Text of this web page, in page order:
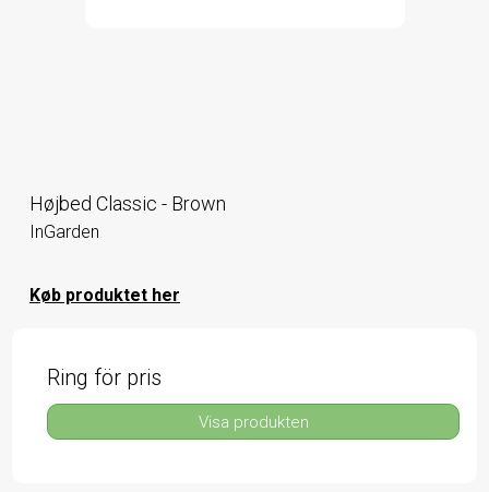
Højbed Classic - Brown
InGarden
Køb produktet her
Ring för pris
Visa produkten